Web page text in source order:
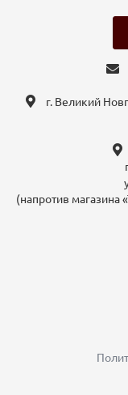
г. Великий
(напротив магазина